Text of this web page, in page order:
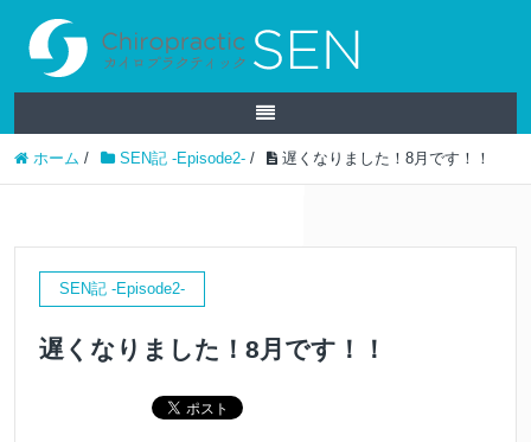
ホーム / SEN記 -Episode2- / 遅くなりました！8月です！！
SEN記 -Episode2-
遅くなりました！8月です！！